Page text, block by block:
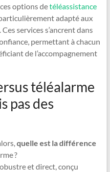
options detéléassistance
adapté aux
Ces services s’ancrent dans
permettant à chacun
de l’accompagnement
téléalarme
pas des
quelle est la différence
?
et direct, conçu